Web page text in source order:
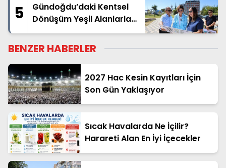
5
Gündoğdu’daki Kentsel
Dönüşüm Yeşil Alanlarla
Destekleniyor
BENZER HABERLER
2027 Hac Kesin Kayıtları İçin
Son Gün Yaklaşıyor
Sıcak Havalarda Ne İçilir?
Harareti Alan En İyi İçecekler